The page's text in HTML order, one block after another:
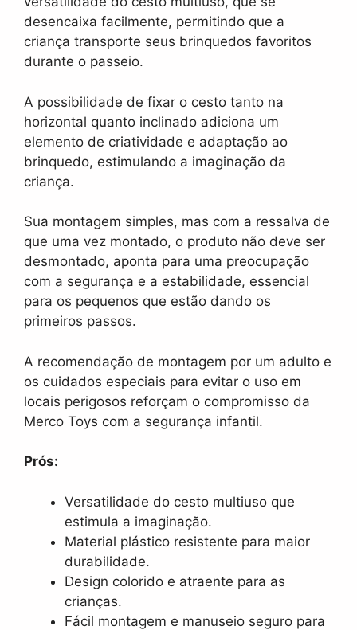
desencaixa facilmente, permitindo que a
criança transporte seus brinquedos favoritos
durante o passeio.
A possibilidade de fixar o cesto tanto na
horizontal quanto inclinado adiciona um
elemento de criatividade e adaptação ao
brinquedo, estimulando a imaginação da
criança.
Sua montagem simples, mas com a ressalva de
que uma vez montado, o produto não deve ser
desmontado, aponta para uma preocupação
com a segurança e a estabilidade, essencial
para os pequenos que estão dando os
primeiros passos.
A recomendação de montagem por um adulto e
os cuidados especiais para evitar o uso em
locais perigosos reforçam o compromisso da
Merco Toys com a segurança infantil.
Prós:
Versatilidade do cesto multiuso que
estimula a imaginação.
Material plástico resistente para maior
durabilidade.
Design colorido e atraente para as
crianças.
Fácil montagem e manuseio seguro para